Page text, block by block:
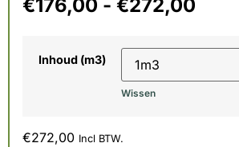
€176,00 - €272,00
Inhoud (m3)
Wissen
€272,00 Incl BTW.